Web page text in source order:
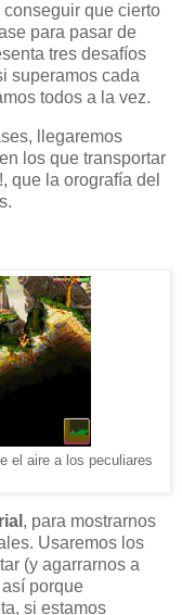
que cierto
para pasar de
tres desafíos
superamos cada
todos a la vez.
llegaremos
en los que transportar
que la orografía del
el aire a los peculiares
, para mostrarnos
Usaremos los
(y agarrarnos a
porque
si estamos